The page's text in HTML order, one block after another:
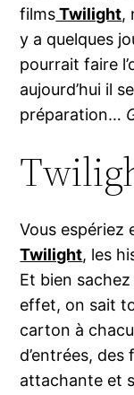
filmsTwilight,
y a quelques
pourrait faire
aujourd’hui il
préparation…
Vous espériez
Twilight, les
Et bien
effet, on sait
carton à
d’entrées,
attachante et